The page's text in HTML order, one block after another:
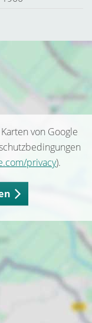
von Google
privacy).